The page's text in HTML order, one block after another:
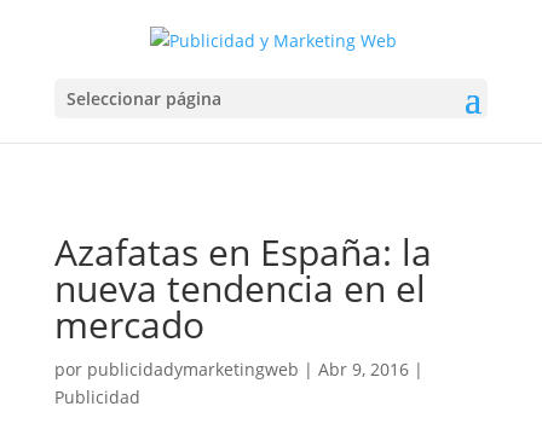
Seleccionar página
Azafatas en España: la
nueva tendencia en el
mercado
por publicidadymarketingweb | Abr 9, 2016|
Publicidad